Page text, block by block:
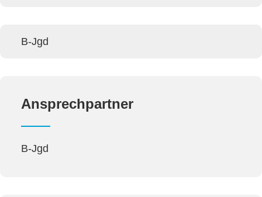
B-Jgd
Ansprechpartner
B-Jgd